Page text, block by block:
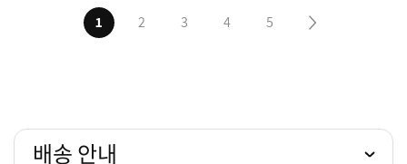
1 2 3 4 5
배송 안내